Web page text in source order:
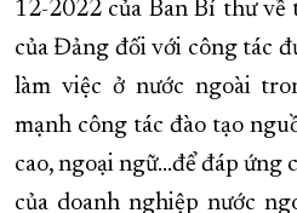
12-2022 của Ban Bí thư về
của Đảng đối với công tác
làm việc ở nước ngoài
mạnh công tác đào tạo
cao, ngoại ngữ…để đáp ứng
của doanh nghiệp nước